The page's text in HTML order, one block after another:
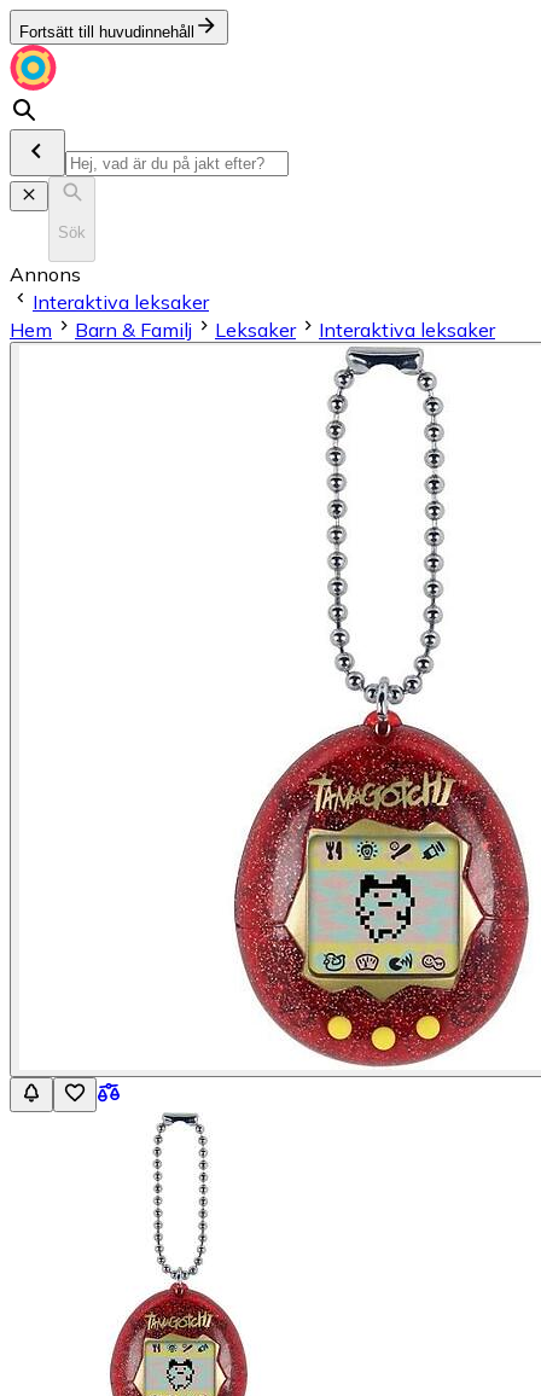
Fortsätt till huvudinnehåll
Sök
Annons
Interaktiva leksaker
Hem
Barn & Familj Leksaker Interaktiva leksaker